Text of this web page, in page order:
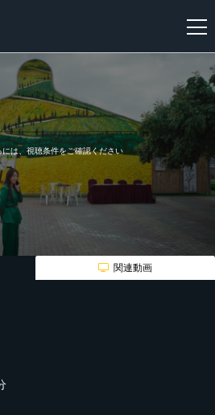
新
登
には、視聴条件をご確認ください
関連動画